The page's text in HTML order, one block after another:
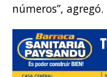
números”, agregó.